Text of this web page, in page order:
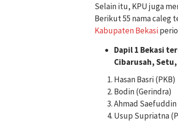
Selain itu, KPU juga
Berikut 55 nama caleg
Kabupaten Bekasi
Dapil 1 Bekasi
Cibarusah,
Hasan Basri (PKB)
Bodin (Gerindra)
Ahmad
Usup Supriatna